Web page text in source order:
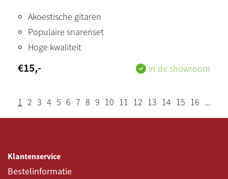
Akoestische gitaren
Populaire snarenset
Hoge kwaliteit
€15,- In de showroom
1 2 3 4 5 6 7 8 9 10 11 12 13 14 15 16 ...
Klantenservice
Bestelinformatie